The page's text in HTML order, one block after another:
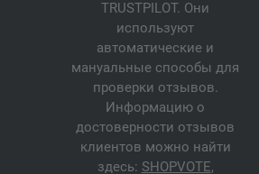
TRUSTPILOT. Они
используют
автоматические и
мануальные способы для
проверки отзывов.
Информацию о
достоверности отзывов
клиентов можно найти
здесь: SHOPVOTE,